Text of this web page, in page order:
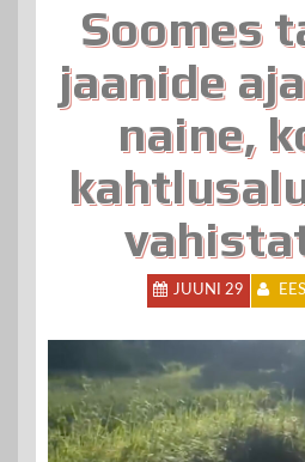
Soomes
jaanide
naine,
JUUNI 29